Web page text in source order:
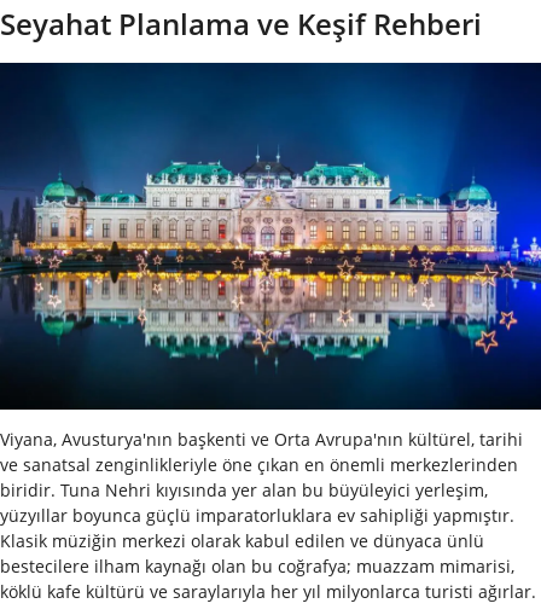
Seyahat Planlama ve Keşif Rehberi
Viyana, Avusturya'nın başkenti ve Orta Avrupa'nın kültürel, tarihi
ve sanatsal zenginlikleriyle öne çıkan en önemli merkezlerinden
biridir. Tuna Nehri kıyısında yer alan bu büyüleyici yerleşim,
yüzyıllar boyunca güçlü imparatorluklara ev sahipliği yapmıştır.
Klasik müziğin merkezi olarak kabul edilen ve dünyaca ünlü
bestecilere ilham kaynağı olan bu coğrafya; muazzam mimarisi,
köklü kafe kültürü ve saraylarıyla her yıl milyonlarca turisti ağırlar.